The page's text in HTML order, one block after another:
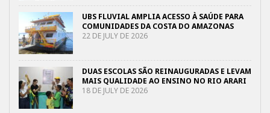
UBS FLUVIAL AMPLIA ACESSO À SAÚDE PARA
COMUNIDADES DA COSTA DO AMAZONAS
22 DE JULY DE 2026
DUAS ESCOLAS SÃO REINAUGURADAS E LEVAM
MAIS QUALIDADE AO ENSINO NO RIO ARARI
18 DE JULY DE 2026